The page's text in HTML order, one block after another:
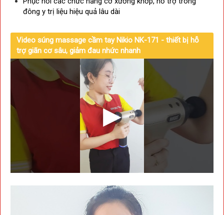
đông y trị liệu hiệu quả lâu dài
Video súng massage cầm tay Nikio NK-171 - thiết bị hỗ
trợ giãn cơ sâu, giảm đau nhức nhanh